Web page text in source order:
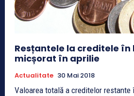
Resțantele la creditele în
micșorat în aprilie
Actualitate 30 Mai 2018
Valoarea totală a creditelor